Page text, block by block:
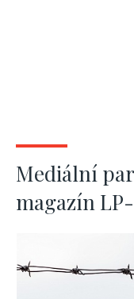
Mediální
magazín